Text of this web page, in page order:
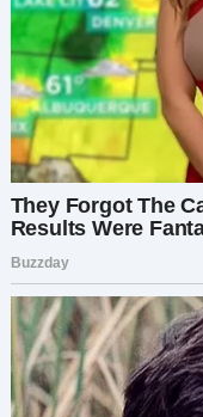
смогла.
Мужчина
— Что-то
Вы же слишком
зовут?
— Нет, Света.
— Света. Но это
Она несмело
понимая, что
спросить у того
пригласил, но
даму. Светлана